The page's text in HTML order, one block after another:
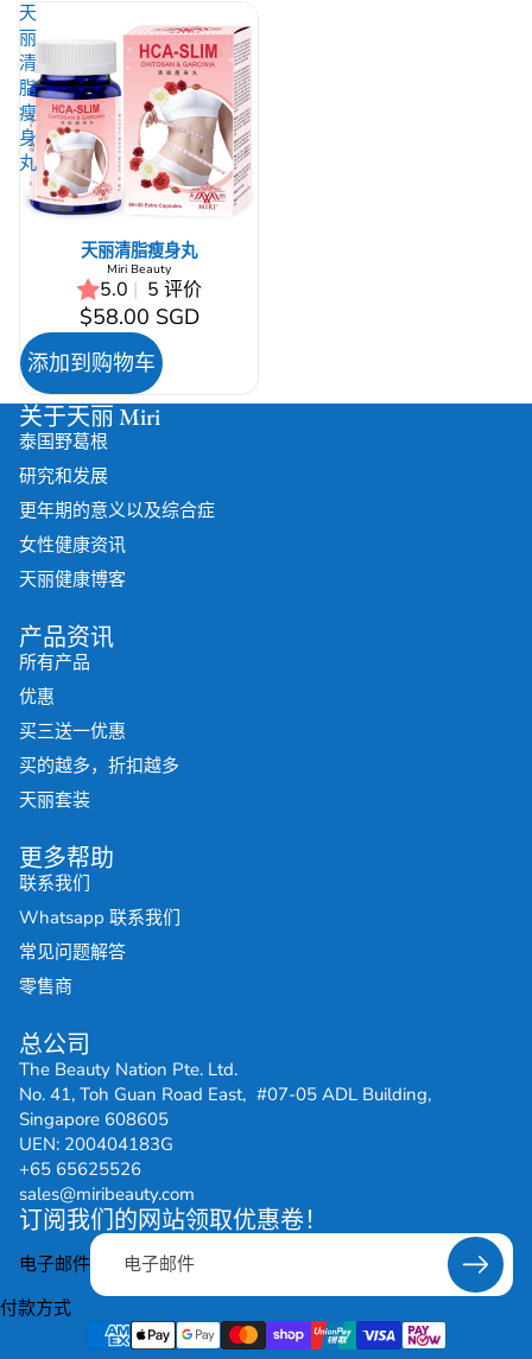
天
丽
清
脂
瘦
身
丸
天丽清脂瘦身丸
Miri Beauty
5.0 | 5 评价
$58.00 SGD
添加到购物车
关于天丽 Miri
泰国野葛根
研究和发展
更年期的意义以及综合症
女性健康资讯
天丽健康博客
产品资讯
所有产品
优惠
买三送一优惠
买的越多，折扣越多
天丽套装
更多帮助
联系我们
Whatsapp 联系我们
常见问题解答
零售商
总公司
The Beauty Nation Pte. Ltd.
No. 41, Toh Guan Road East, #07-05 ADL Building,
Singapore 608605
UEN: 200404183G
+65 65625526
sales@miribeauty.com
订阅我们的网站领取优惠卷！
电子邮件
付款方式